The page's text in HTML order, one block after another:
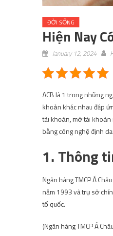
ĐỜI SỐNG
Hiện Nay
January 12, 2024
ACB là 1 trong những
khoản khác nhau đáp
tài khoản, mở tài khoản
bằng công nghệ định
1. Thông
Ngân hàng TMCP Á
năm 1993 và trụ sở
tổ quốc.
(Ngân hàng TMCP Á